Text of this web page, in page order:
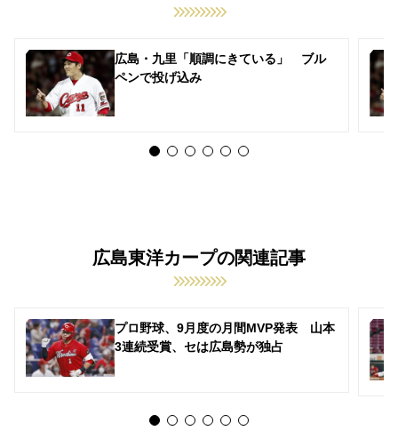
広島・九里「順調にきている」 ブル
ペンで投げ込み
広島東洋カープの関連記事
プロ野球、9月度の月間MVP発表 山本
3連続受賞、セは広島勢が独占